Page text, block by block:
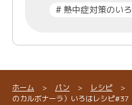
# 熱中症対策のい
ホーム > パン > レシピ >
のカルボナーラ）いろはレシピ#37